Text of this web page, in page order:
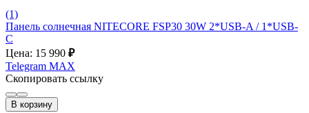
(1)
Панель солнечная NITECORE FSP30 30W 2*USB-A / 1*USB-
C
Цена: 15 990 ₽
Telegram MAX
Скопировать ссылку
В корзину